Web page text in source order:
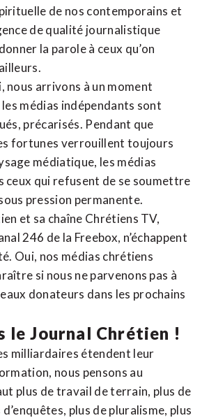
de nos contemporains et
de qualité journalistique
la parole à ceux qu’on
nous arrivons à un moment
médias indépendants sont
précarisés. Pendant que
fortunes verrouillent toujours
médiatique, les médias
ceux qui refusent de se soumettre
pression permanente.
et sa chaîne Chrétiens TV,
246 de la Freebox, n’échappent
Oui, nos médias chrétiens
si nous ne parvenons pas à
donateurs dans les prochains
le Journal Chrétien !
milliardaires étendent leur
nous pensons au
plus de travail de terrain, plus de
plus de pluralisme, plus